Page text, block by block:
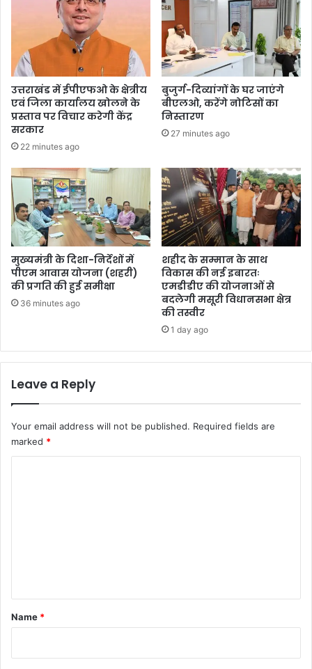
उत्तराखंड में ईपीएफओ के क्षेत्रीय
एवं जिला कार्यालय खोलने के
प्रस्ताव पर विचार करेगी केंद्र
सरकार
22 minutes ago
बुजुर्ग-दिव्यांगों के घर जाएंगे
बीएलओ, करेंगे नोटिसों का
निस्तारण
27 minutes ago
मुख्यमंत्री के दिशा-निर्देशों में
पीएम आवास योजना (शहरी)
की प्रगति की हुई समीक्षा
36 minutes ago
शहीद के सम्मान के साथ
विकास की नई इबारतः
एमडीडीए की योजनाओं से
बदलेगी मसूरी विधानसभा क्षेत्र
की तस्वीर
1 day ago
Leave a Reply
Your email address will not be published. Required fields are
marked *
*
Name *